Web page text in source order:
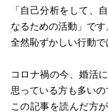
「自己分析をして、
なるための活動」です
全然恥ずかしい行動で
コロナ禍の今、婚活
思っている方も多いの
この記事を読んだ方